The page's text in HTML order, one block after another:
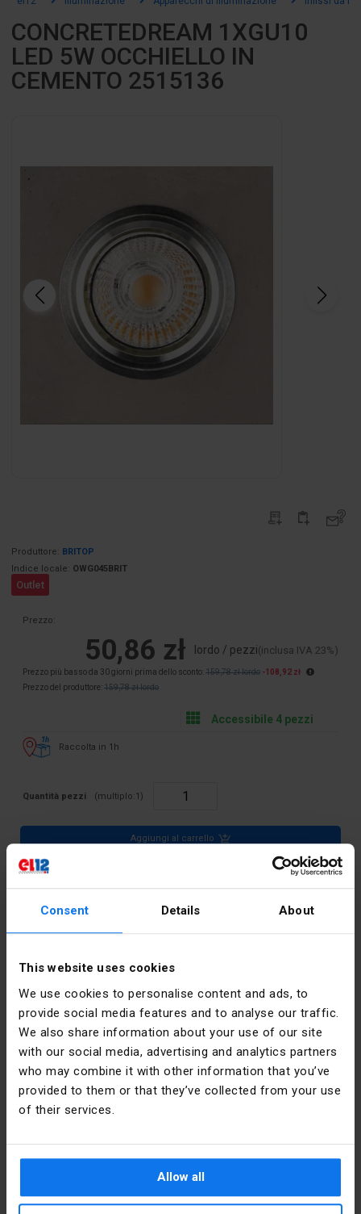
Consent Details About
This website uses cookies
We use cookies to personalise content and ads, to
provide social media features and to analyse our traffic.
We also share information about your use of our site
with our social media, advertising and analytics partners
who may combine it with other information that you’ve
provided to them or that they’ve collected from your use
of their services.
Allow all
CONCRETEDREAM 1XGU10
LED 5W OCCHIELLO IN
CEMENTO 2515136
Produttore: BRITOP
Indice locale: OWG045BRIT
Outlet
Prezzo:
50,86 zł lordo / pezzi(inclusa IVA 23%)
Prezzo più basso da 30 giorni prima dello sconto: 159,78 zł lordo -108,92 zł
Prezzo del produttore: 159,78 zł lordo
Accessibile 4 pezzi
Raccolta in 1h
Quantità pezzi (multiplo:1 )
Aggiungi al carrello
Descrizione del prodotto
CONCRETEDREAM 1XGU10 LED 5W OCCHIELLO IN CEMENTO
Dati tecnici
Potenza [W] 5
Dettagli del produttore
Produttore
BRITOP
SP. Z O.O.
NOWE